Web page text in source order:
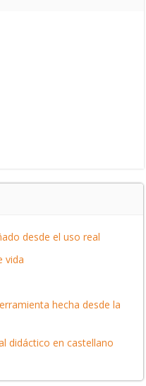
desde el uso real
vida
hecha desde la
didáctico en castellano